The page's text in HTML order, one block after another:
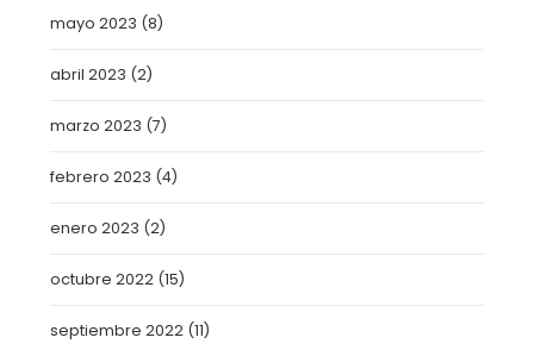
mayo 2023 (8)
abril 2023 (2)
marzo 2023 (7)
febrero 2023 (4)
enero 2023 (2)
octubre 2022 (15)
septiembre 2022 (11)